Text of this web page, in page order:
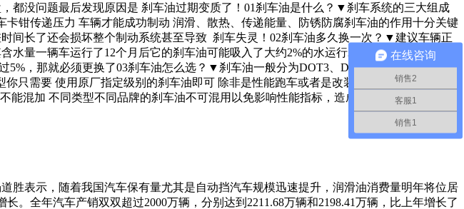
都没问题最后发现原因是 刹车油过期变质了！01刹车油是什么？▼刹车系统的三大组成
钳传递压力 车辆才能成功制动 润滑、散热、传递能量、防锈防腐刹车油的作用十分关键
间长了还会损坏整个制动系统甚至导致 刹车失灵！02刹车油多久换一次？▼建议车辆正
量一辆车运行了12个月后它的刹车油可能吸入了大约2%的水运行2年左右，含水量可达
5%，那就必须更换了03刹车油怎么选？▼刹车油一般分为DOT3、DOT4、DOT5几个级别
只需要 使用原厂指定级别的刹车油即可 除非是性能跑车或者是改装车否则不建议大家选
混加 不同类型不同品牌的刹车油不可混用以免影响性能指标，造成事故的发生
胜表示，随着我国汽车保有量尤其是自动挡汽车规模迅速提升，润滑油消费量明年将位居
全年汽车产销双双超过2000万辆，分别达到2211.68万辆和2198.41万辆，比上年增长了
在线咨询
销售2
客服1
销售1